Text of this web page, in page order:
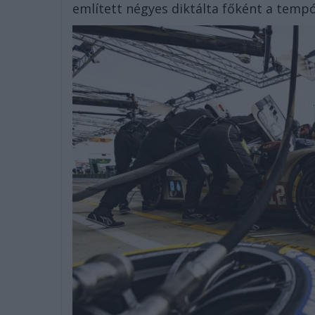
említett négyes diktálta főként a